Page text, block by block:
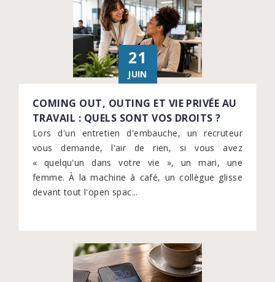
21
JUIN
COMING OUT, OUTING ET VIE PRIVÉE AU
TRAVAIL : QUELS SONT VOS DROITS ?
Lors d'un entretien d'embauche, un recruteur
vous demande, l'air de rien, si vous avez
« quelqu'un dans votre vie », un mari, une
femme. À la machine à café, un collègue glisse
devant tout l'open spac...